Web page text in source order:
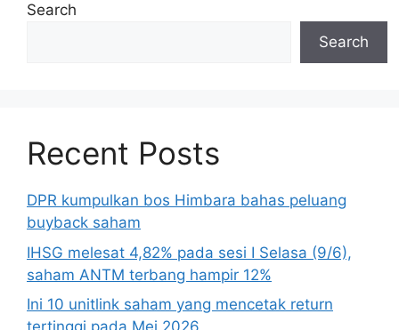
Search
Search
Recent Posts
DPR kumpulkan bos Himbara bahas peluang
buyback saham
IHSG melesat 4,82% pada sesi I Selasa (9/6),
saham ANTM terbang hampir 12%
Ini 10 unitlink saham yang mencetak return